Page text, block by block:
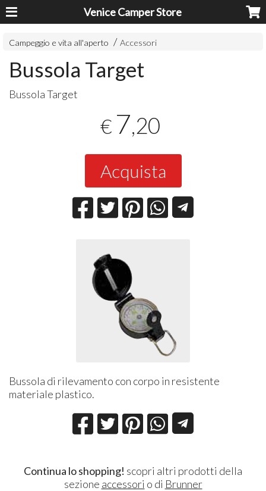
Venice Camper Store
Campeggio e vita all'aperto Accessori
Bussola Target
Bussola Target
€ 7,20
Acquista
Bussola di rilevamento con corpo in resistente
materiale plastico.
Continua lo shopping! scopri altri prodotti della
sezione accessori o di Brunner